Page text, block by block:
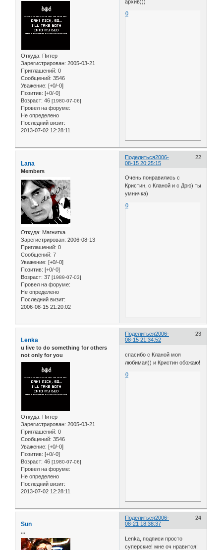
Откуда: Питер
Зарегистрирован: 2005-03-21
Приглашений: 0
Сообщений: 3546
Уважение: [+0/-0]
Позитив: [+0/-0]
Возраст: 46 [1980-07-06]
Провел на форуме:
Не определено
Последний визит:
2013-07-02 12:28:11
архив)))
0
Поделиться 22
2006-
08-15 20:25:15
Lana
Members
Откуда: Магнитка
Зарегистрирован: 2006-08-13
Приглашений: 0
Сообщений: 7
Уважение: [+0/-0]
Позитив: [+0/-0]
Возраст: 37 [1989-07-03]
Провел на форуме:
Не определено
Последний визит:
2006-08-15 21:20:02
Очень понравились с
Кристин, с Кланой и с Дрю) ты
умничка)
0
Поделиться 23
2006-
08-15 21:34:52
Lenka
u live to do something for others
not only for you
Откуда: Питер
Зарегистрирован: 2005-03-21
Приглашений: 0
Сообщений: 3546
Уважение: [+0/-0]
Позитив: [+0/-0]
Возраст: 46 [1980-07-06]
Провел на форуме:
Не определено
Последний визит:
2013-07-02 12:28:11
спасибо с Кланой моя
любимая)) и Кристин обожаю!
0
Поделиться 24
2006-
08-21 18:38:37
Sun
...
Lenka, подписи просто
суперские! мне оч нравится!